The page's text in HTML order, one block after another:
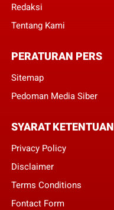
Redaksi
Tentang Kami
PERATURAN PERS
Sitemap
Pedoman Media Siber
SYARAT KETENTUAN
Privacy Policy
Disclaimer
Terms Conditions
Fontact Form